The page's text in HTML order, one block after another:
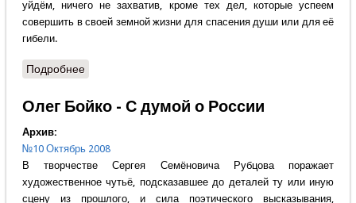
уйдём, ничего не захватив, кроме тех дел, которые успеем
совершить в своей земной жизни для спасения души или для её
гибели.
Подробнеео Владимир Крупин - Земля еси и в землю
Олег Бойко - С думой о России
Архив:
№10 Октябрь 2008
В творчестве Сергея Семёновича Рубцова поражает
художественное чутьё, подсказавшее до деталей ту или иную
сцену из прошлого, и сила поэтического высказывания,